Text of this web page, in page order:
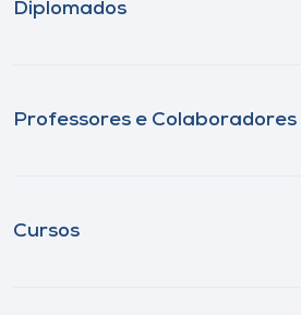
Diplomados
Professores e Colaboradores
Cursos